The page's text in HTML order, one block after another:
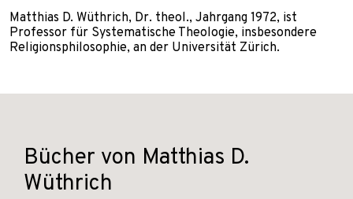
Matthias D. Wüthrich, Dr. theol., Jahrgang 1972, ist
Professor für Systematische Theologie, insbesondere
Religionsphilosophie, an der Universität Zürich.
Bücher von Matthias D.
Wüthrich